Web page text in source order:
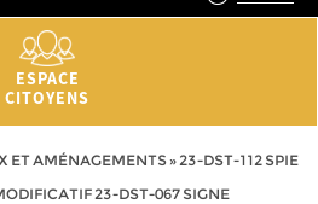
ESPACE
CITOYENS
ET AMÉNAGEMENTS»23-DST-112 SPIE
23-DST-067 SIGNE